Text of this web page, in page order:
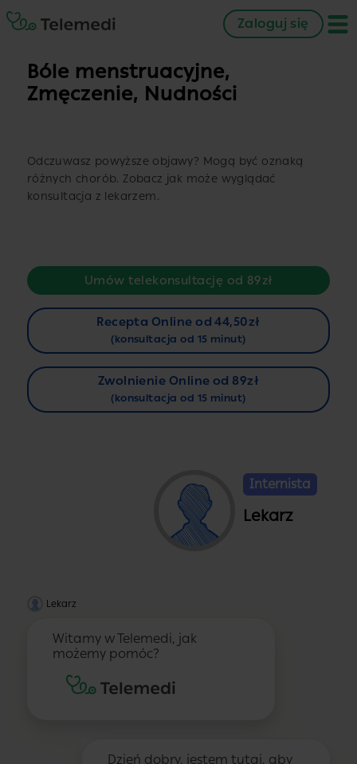
Zaloguj się
Bóle menstruacyjne,
Zmęczenie, Nudności
Odczuwasz powyższe objawy? Mogą być oznaką
różnych chorób. Zobacz jak może wyglądać
konsultacja z lekarzem.
Umów telekonsultację od 89zł
Recepta Online od 44,50zł
(konsultacja od 15 minut)
Zwolnienie Online od 89zł
(konsultacja od 15 minut)
Internista
Lekarz
Lekarz
Witamy w Telemedi, jak
możemy pomóc?
Dzień dobry, jestem tutaj, aby